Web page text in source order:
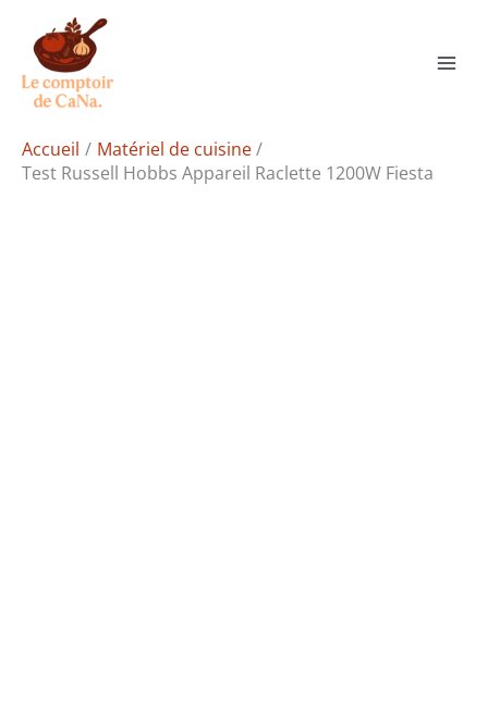
contenu
Accueil
Matériel de cuisine
Test Russell Hobbs Appareil Raclette 1200W Fiesta
Rechercher